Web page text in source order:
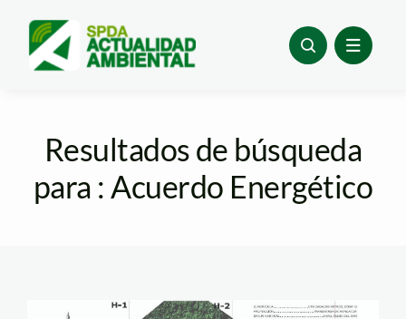
content
Resultados de búsqueda
para : Acuerdo Energético